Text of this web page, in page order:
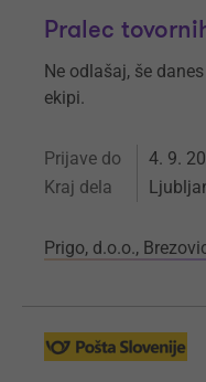
Pralec
Ne odlašaj, še
ekipi.
Prijave do 4. 9.
Kraj dela
Prigo, d.o.o.,